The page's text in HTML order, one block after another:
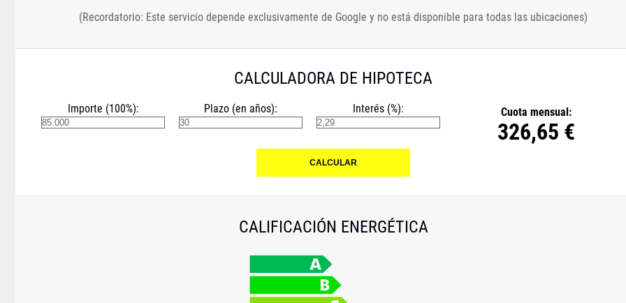
(Recordatorio: Este servicio depende exclusivamente de Google y no está disponible para todas las ubicaciones)
CALCULADORA DE HIPOTECA
Importe (100%): Plazo (en años): Interés (%): Cuota mensual:
326,65 €
CALIFICACIÓN ENERGÉTICA